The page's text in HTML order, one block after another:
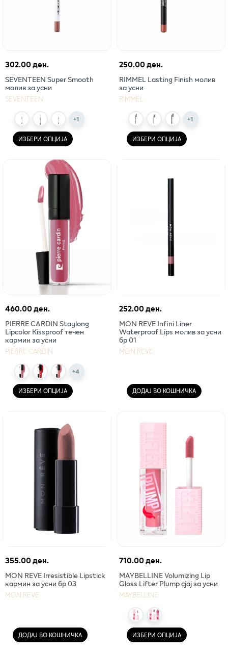
302.00 ден.
SEVENTEEN Super Smooth
молив за усни
SEVENTEEN
+1
ИЗБЕРИ ОПЦИЈА
250.00 ден.
RIMMEL Lasting Finish молив
за усни
RIMMEL
+1
ИЗБЕРИ ОПЦИЈА
460.00 ден.
PIERRE CARDIN Staylong
Lipcolor Kissproof течен
кармин за усни
PIERRE CARDIN
+4
ИЗБЕРИ ОПЦИЈА
252.00 ден.
MON REVE Infini Liner
Waterproof Lips молив за усни
бр 01
MON REVE
ДОДАЈ ВО КОШНИЧКА
355.00 ден.
MON REVE Irresistible Lipstick
кармин за усни бр 03
MON REVE
ДОДАЈ ВО КОШНИЧКА
710.00 ден.
MAYBELLINE Volumizing Lip
Gloss Lifter Plump сјај за усни
MAYBELLINE
ИЗБЕРИ ОПЦИЈА